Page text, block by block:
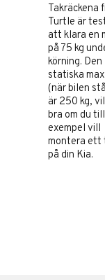
Takräckena
Turtle är
att klara en
på 75 kg
körning. Den
statiska
(när bilen
är 250 kg,
bra om du till
exempel vill
montera
på din Kia.